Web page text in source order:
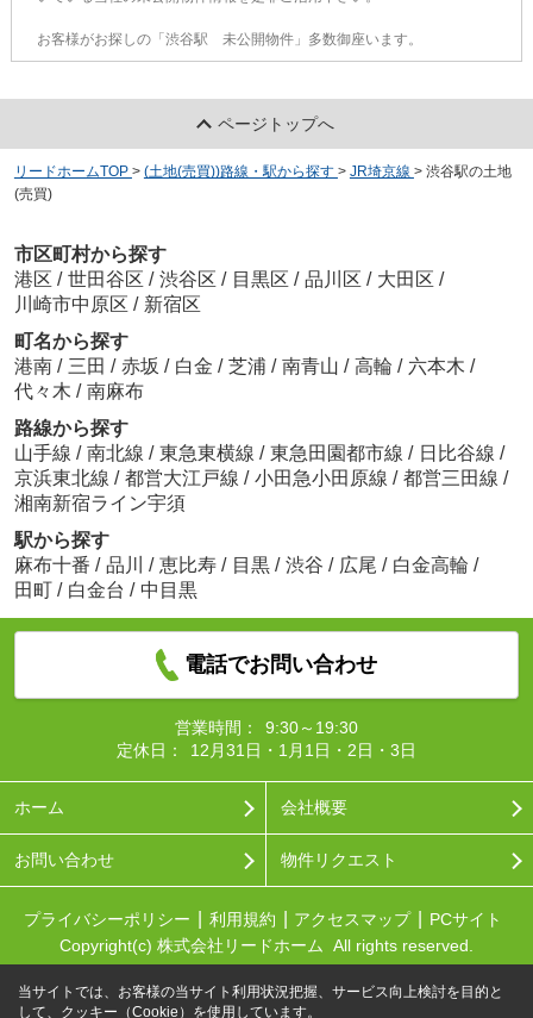
お客様がお探しの「渋谷駅 未公開物件」多数御座います。
ページトップへ
リードホームTOP > (土地(売買))路線・駅から探す > JR埼京線 > 渋谷駅の土地
(売買)
市区町村から探す
港区 / 世田谷区 / 渋谷区 / 目黒区 / 品川区 / 大田区 /
川崎市中原区 / 新宿区
町名から探す
港南 / 三田 / 赤坂 / 白金 / 芝浦 / 南青山 / 高輪 / 六本木 /
代々木 / 南麻布
路線から探す
山手線 / 南北線 / 東急東横線 / 東急田園都市線 / 日比谷線 /
京浜東北線 / 都営大江戸線 / 小田急小田原線 / 都営三田線 /
湘南新宿ライン宇須
駅から探す
麻布十番 / 品川 / 恵比寿 / 目黒 / 渋谷 / 広尾 / 白金高輪 /
田町 / 白金台 / 中目黒
電話でお問い合わせ
営業時間：
9:30～19:30
定休日：
12月31日・1月1日・2日・3日
ホーム 会社概要
お問い合わせ 物件リクエスト
プライバシーポリシー 利用規約 アクセスマップ
PCサイト
Copyright(c) 株式会社リードホーム All rights reserved.
当サイトでは、お客様の当サイト利用状況把握、サービス向上検討を目的と
して、クッキー（Cookie）を使用しています。